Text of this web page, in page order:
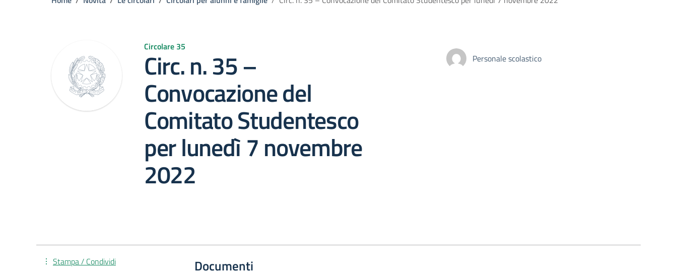
Circolare 35
Circ. n. 35 –
Convocazione del
Comitato Studentesco
per lunedì 7 novembre
2022
Personale scolastico
Documenti
Stampa / Condividi